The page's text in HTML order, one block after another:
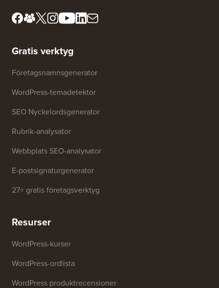
Möt vårt granskningsråd
varumärkesresurser
Gratis verktyg
Företagsnamnsgenerator
WordPress-temadetektor
SEO Nyckelordsgenerator
Webbplats SEO-analysator
E-postsignaturgenerator
27+ gratis företagsverktyg